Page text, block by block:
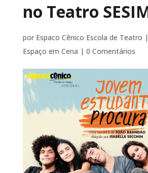
no Teatro
por Espaco Cênico Escola de Teatro |
Espaço em Cena | 0 Comentários